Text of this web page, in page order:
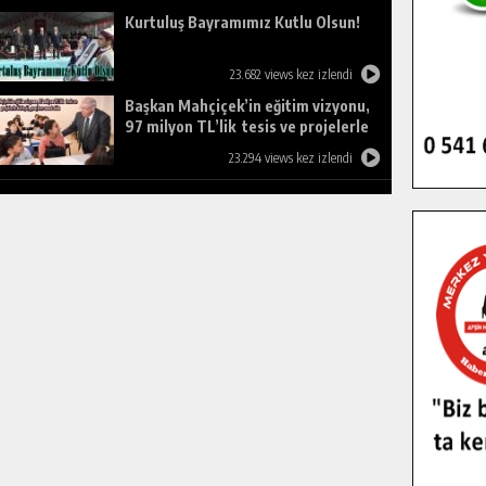
Kurtuluş Bayramımız Kutlu Olsun!
23.682 views kez izlendi
Başkan Mahçiçek’in eğitim vizyonu,
97 milyon TL’lik tesis ve projelerle
23.294 views kez izlendi